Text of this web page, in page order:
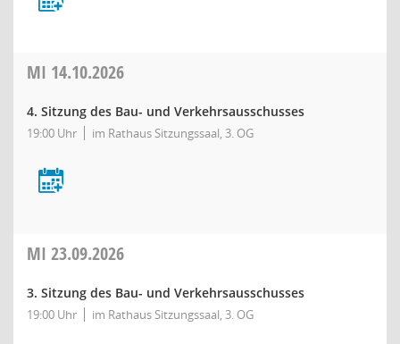
MI 14.10.2026
4. Sitzung des Bau- und Verkehrsausschusses
19:00 Uhr im Rathaus Sitzungssaal, 3. OG
MI 23.09.2026
3. Sitzung des Bau- und Verkehrsausschusses
19:00 Uhr im Rathaus Sitzungssaal, 3. OG